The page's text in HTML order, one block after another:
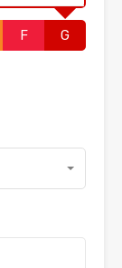
F G